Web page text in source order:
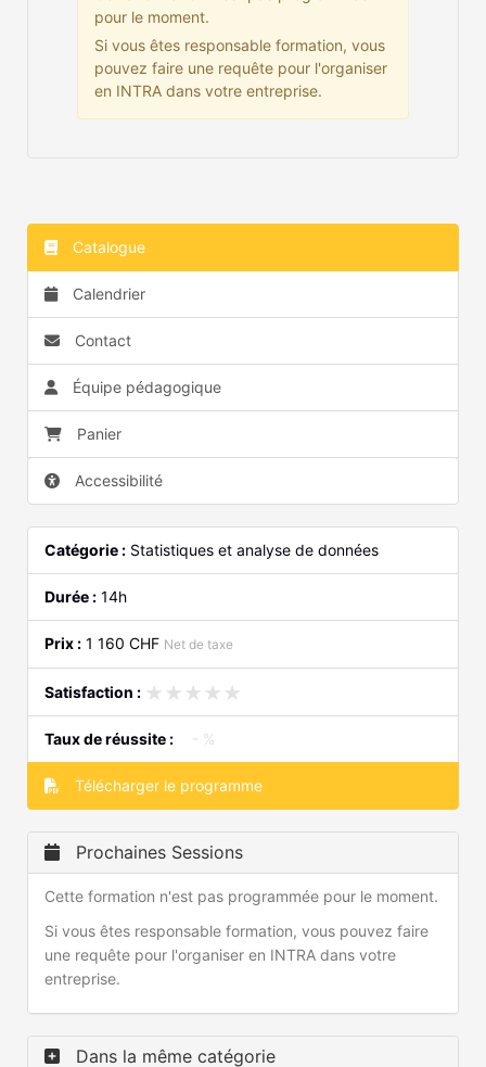
pour le moment.
Si vous êtes responsable formation, vous
pouvez faire une requête pour l'organiser
en INTRA dans votre entreprise.
Catalogue
Calendrier
Contact
Équipe pédagogique
Panier
Accessibilité
Catégorie : Statistiques et analyse de données
Durée : 14h
Prix : 1 160 CHF Net de taxe
Satisfaction : ★★★★★
★★★★★
Taux de réussite : - %
Télécharger le programme
Prochaines Sessions
Cette formation n'est pas programmée pour le moment.
Si vous êtes responsable formation, vous pouvez faire
une requête pour l'organiser en INTRA dans votre
entreprise.
Dans la même catégorie